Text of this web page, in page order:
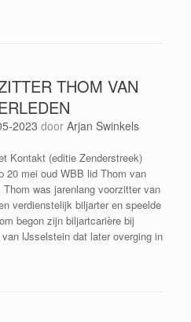
THOM VAN
2023 door Arjan Swinkels
Kontakt (editie Zenderstreek)
20 mei oud WBB lid Thom van
Thom was jarenlang voorzitter van
verdienstelijk biljarter en speelde
begon zijn biljartcarière bij
IJsselstein dat later overging in